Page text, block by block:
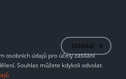
Odeslat
osobních údajů pro účely zasílání
Souhlas můžete kdykoli odvolat.